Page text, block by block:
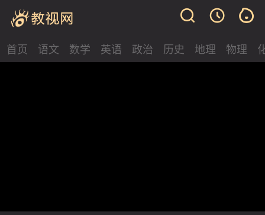
首页 语文 数学 英语 政治 历史 地理 物理